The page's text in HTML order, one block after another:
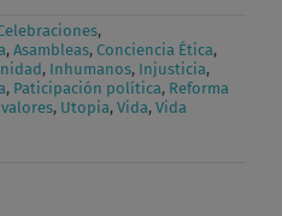
,
, Asambleas, Conciencia Ética,
, Inhumanos, Injusticia,
, Paticipación política, Reforma
, Utopia, Vida, Vida